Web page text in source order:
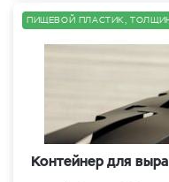
ПИЩЕВОЙ ПЛАСТИК,
Контейнер для